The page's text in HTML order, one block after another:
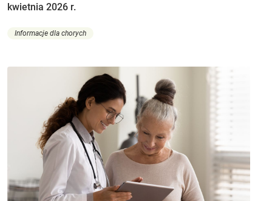
kwietnia 2026 r.
Informacje dla chorych